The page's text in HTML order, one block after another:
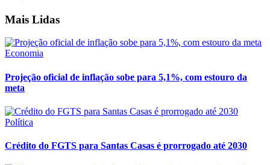
Mais Lidas
Economia
Projeção oficial de inflação sobe para 5,1%, com estouro da
meta
Política
Crédito do FGTS para Santas Casas é prorrogado até 2030